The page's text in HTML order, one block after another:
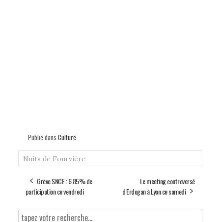
Publié dans Culture
Nuits de Fourvière
Grève SNCF : 6.85% de
participation ce vendredi
Le meeting controversé
d'Erdogan à Lyon ce samedi